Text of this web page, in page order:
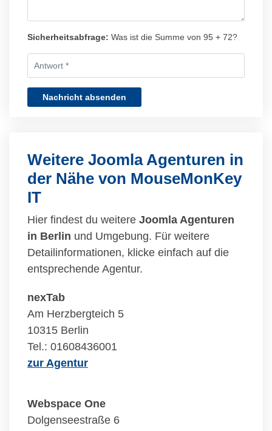
Sicherheitsabfrage: Was ist die Summe von 95 + 72?
Nachricht absenden
Weitere Joomla Agenturen in
der Nähe von MouseMonKey
IT
Hier findest du weitere Joomla Agenturen
in Berlin und Umgebung. Für weitere
Detailinformationen, klicke einfach auf die
entsprechende Agentur.
nexTab
Am Herzbergteich 5
10315 Berlin
Tel.: 01608436001
zur Agentur
Webspace One
Dolgenseestraße 6